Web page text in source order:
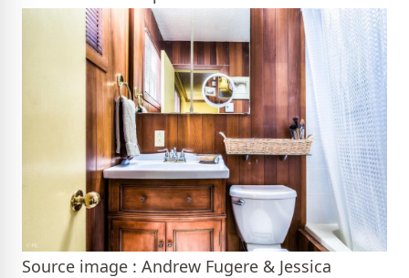
Source image : Andrew Fugere & Jessica